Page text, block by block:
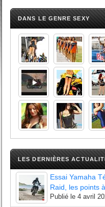
DANS LE GENRE SEXY
LES DERNIÈRES
Essai Yamaha
Raid, les points
Publié le 4 avril